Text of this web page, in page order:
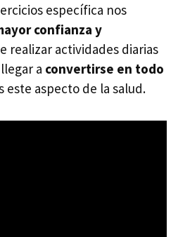
específica nos
confianza y
realizar actividades diarias
a convertirse en todo
este aspecto de la salud.